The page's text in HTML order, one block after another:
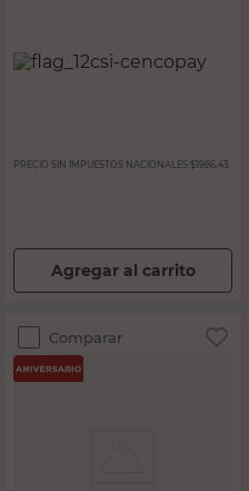
PRECIO SIN IMPUESTOS NACIONALES: $1986,43
Agregar al carrito
Comparar